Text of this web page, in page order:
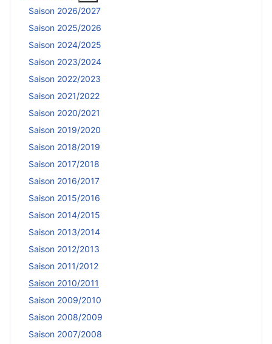
Saison 2026/2027
Saison 2025/2026
Saison 2024/2025
Saison 2023/2024
Saison 2022/2023
Saison 2021/2022
Saison 2020/2021
Saison 2019/2020
Saison 2018/2019
Saison 2017/2018
Saison 2016/2017
Saison 2015/2016
Saison 2014/2015
Saison 2013/2014
Saison 2012/2013
Saison 2011/2012
Saison 2010/2011
Saison 2009/2010
Saison 2008/2009
Saison 2007/2008